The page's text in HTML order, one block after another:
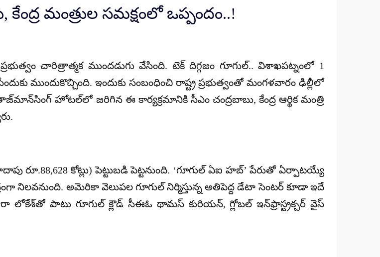
మంత్రుల సమక్షంలో ఒప్పందం..!
చారిత్రాత్మక ముందడుగు వేసింది. టెక్ దిగ్గజం గూగుల్.. విశాఖపట్నంలో 1
ముందుకొచ్చింది. ఇందుకు సంబంధించి రాష్ట్ర ప్రభుత్వంతో మంగళవారం ఢిల్లీలో
హోటల్‌లో జరిగిన ఈ కార్యక్రమానికి సీఎం చంద్రబాబు, కేంద్ర ఆర్థిక మంత్రి
రూ.88,628 కోట్లు) పెట్టుబడి పెట్టనుంది. ‘గూగుల్ ఏఐ హబ్’ పేరుతో ఏర్పాటయ్యే
నిలవనుంది. అమెరికా వెలుపల గూగుల్ నిర్మిస్తున్న అతిపెద్ద డేటా సెంటర్ కూడా ఇదే
లోకేశ్‌తో పాటు గూగుల్ క్లౌడ్ సీఈఓ థామస్ కురియన్, గ్లోబల్ ఇన్‌ఫ్రాస్ట్రక్చర్ వైస్